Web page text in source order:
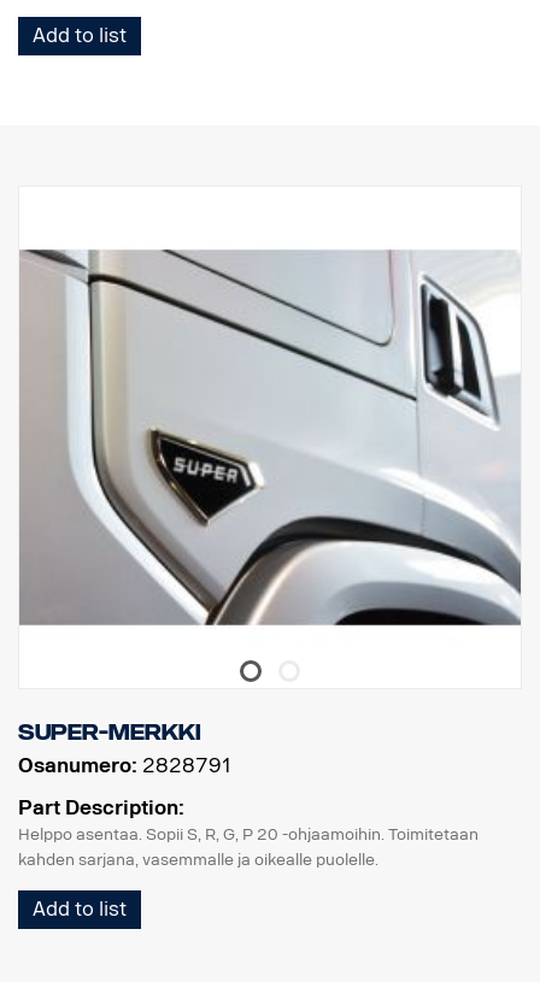
Add to list
Super-merkki
Osanumero: 2828791
Part Description:
Helppo asentaa. Sopii S, R, G, P 20 -ohjaamoihin. Toimitetaan
kahden sarjana, vasemmalle ja oikealle puolelle.
Add to list